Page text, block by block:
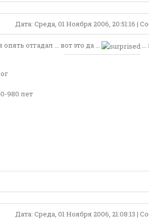
Дата: Среда, 01 Ноября 2006, 20:51:16 |
отгадал ... вот это да ...
980 лет
Дата: Среда, 01 Ноября 2006, 21:08:13 |